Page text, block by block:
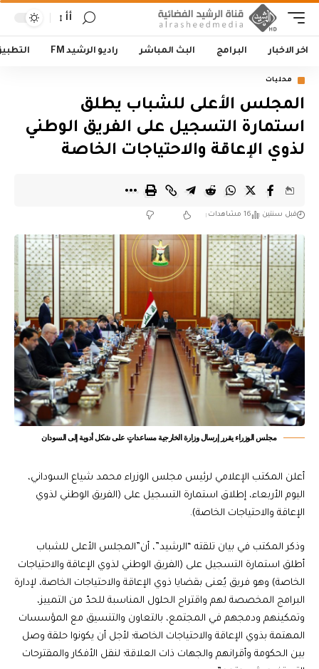
أأ
اخر الاخبار البرامج البث المباشر راديو الرشيد FM
محليات
المجلس الأعلى للشباب يطلق
استمارة التسجيل على الفريق الوطني
لذوي الإعاقة والاحتياجات الخاصة
قبل سنتين 16 مشاهدات
مجلس الوزراء يقرر إرسال وزارة الخارجية مساعداتٍ على شكل أدوية إلى السودان
أعلن المكتب الإعلامي لرئيس مجلس الوزراء محمد شياع السوداني،
اليوم الأربعاء، إطلاق استمارة التسجيل على (الفريق الوطني لذوي
الإعاقة والاحتياجات الخاصة).
وذكر المكتب في بيان تلقته “الرشيد”، أن”المجلس الأعلى للشباب
أطلق استمارة التسجيل على (الفريق الوطني لذوي الإعاقة والاحتياجات
الخاصة) وهو فريق يُعنى بقضايا ذوي الإعاقة والاحتياجات الخاصة، لإدارة
البرامج المخصصة لهم واقتراح الحلول المناسبة للحدّ من التمييز،
وتمكينهم ودمجهم في المجتمع، بالتعاون والتنسيق مع المؤسسات
المهتمة بذوي الإعاقة والاحتياجات الخاصة؛ لأجل أن يكونوا حلقة وصل
بين الحكومة وأقرانهم والجهات ذات العلاقة؛ لنقل الأفكار والمقترحات